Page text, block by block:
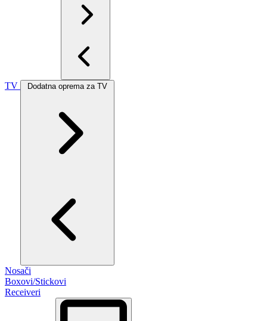
TV Dodatna oprema za TV
Nosači
Boxovi/Stickovi
Receiveri